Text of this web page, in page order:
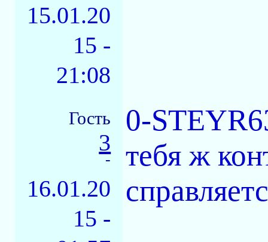
15.01.20
15 -
21:08
Гость
3
-
16.01.20
15 -
0-
тебя ж